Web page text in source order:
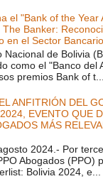
el "Bank of the Year
The Banker:
en el Sector
Nacional de Bolivia
como el "Banco del
premios Bank of t...
ANFITRIÓN DEL
EVENTO QUE
MÁS
2024.- Por
Abogados (PPO)
Bolivia 2024, e...